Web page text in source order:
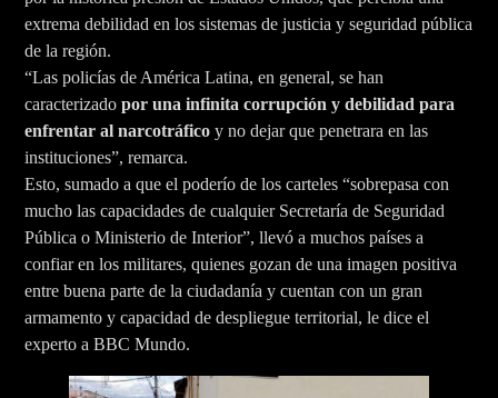
extrema debilidad en los sistemas de justicia y seguridad pública
de la región.
“Las policías de América Latina, en general, se han
caracterizadopor una infinita corrupción y debilidad para
enfrentar al narcotráfico y no dejar que penetrara en las
instituciones”, remarca.
Esto, sumado a que el poderío de los carteles “sobrepasa con
mucho las capacidades de cualquier Secretaría de Seguridad
Pública o Ministerio de Interior”, llevó a muchos países a
confiar en los militares, quienes gozan de una imagen positiva
entre buena parte de la ciudadanía y cuentan con un gran
armamento y capacidad de despliegue territorial, le dice el
experto a BBC Mundo.